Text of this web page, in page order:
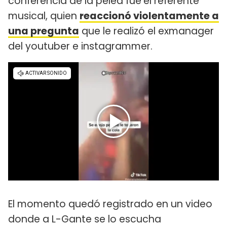
musical, quien reaccionó violentamente a
una pregunta que le realizó el exmanager
del youtuber e instagrammer.
El momento quedó registrado en un video
donde a L-Gante se lo escucha